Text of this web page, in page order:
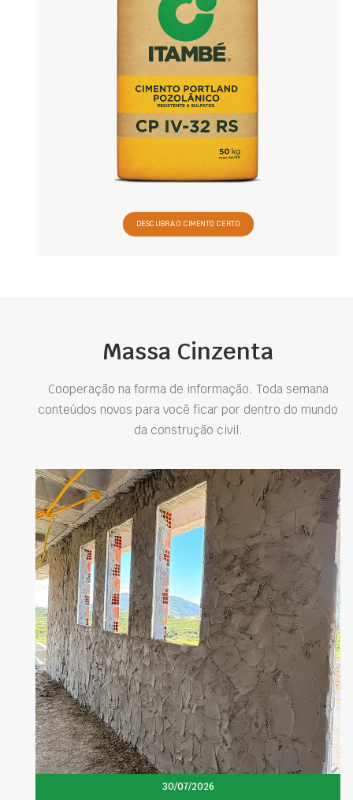
DESCUBRA O CIMENTO CERTO
Massa Cinzenta
Cooperação na forma de informação. Toda semana
conteúdos novos para você ficar por dentro do mundo
da construção civil.